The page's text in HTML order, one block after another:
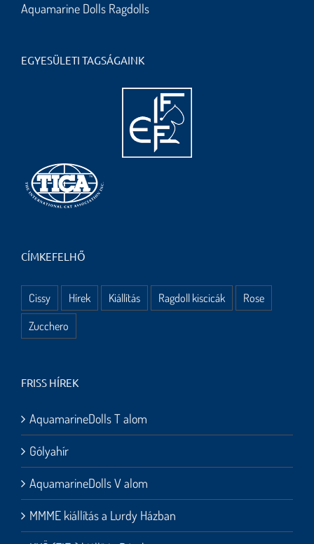
Aquamarine Dolls Ragdolls
EGYESÜLETI TAGSÁGAINK
CÍMKEFELHŐ
Cissy Hírek Kiállítás Ragdoll kiscicák
Rose
Zucchero
FRISS HÍREK
AquamarineDolls T alom
Gólyahír
AquamarineDolls V alom
MMME kiállítás a Lurdy Házban